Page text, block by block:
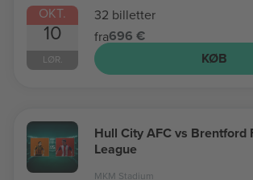
OKT.
10
LØR.
32 billetter
fra696 €
KØB
Hull City AFC vs Brentford
League
MKM Stadium